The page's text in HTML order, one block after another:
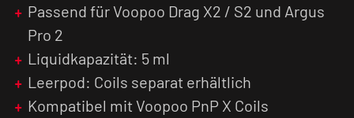
Passend für Voopoo Drag X2 / S2 und Argus
Pro 2
Liquidkapazität: 5 ml
Leerpod: Coils separat erhältlich
Kompatibel mit Voopoo PnP X Coils